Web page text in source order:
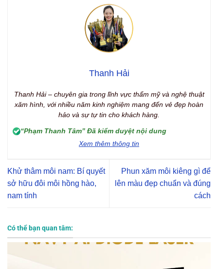
Thanh Hải
Thanh Hải – chuyên gia trong lĩnh vực thẩm mỹ và nghệ thuật
xăm hình, với nhiều năm kinh nghiệm mang đến vẻ đẹp hoàn
hảo và sự tự tin cho khách hàng.
“Phạm Thanh Tâm” Đã kiểm duyệt nội dung
Xem thêm thông tin
Khử thâm môi nam: Bí quyết
sở hữu đôi môi hồng hào,
nam tính
Phun xăm môi kiêng gì để
lên màu đẹp chuẩn và đúng
cách
Có thể bạn quan tâm: